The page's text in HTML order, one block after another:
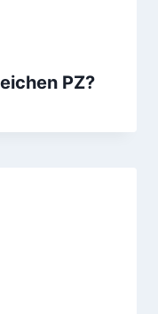
PZ?